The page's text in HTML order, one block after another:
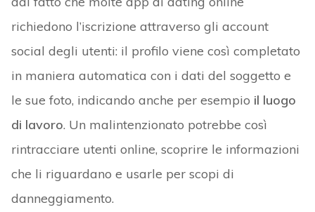
richiedono l’iscrizione attraverso gli account
social degli utenti: il profilo viene così completato
in maniera automatica con i dati del soggetto e
le sue foto, indicando anche per esempio il luogo
di lavoro. Un malintenzionato potrebbe così
rintracciare utenti online, scoprire le informazioni
che li riguardano e usarle per scopi di
danneggiamento.